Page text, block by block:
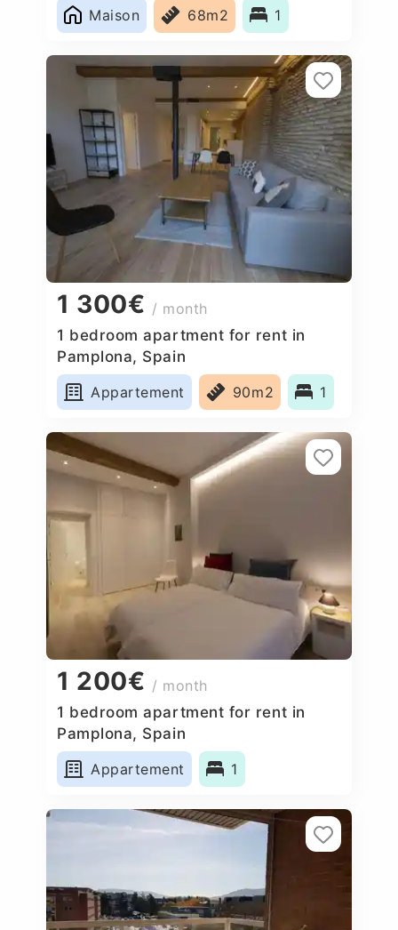
Maison
68m2 1
1 300€ / month
1 bedroom apartment for rent in
Pamplona, Spain
Appartement
90m2 1
1 200€ / month
1 bedroom apartment for rent in
Pamplona, Spain
Appartement
1